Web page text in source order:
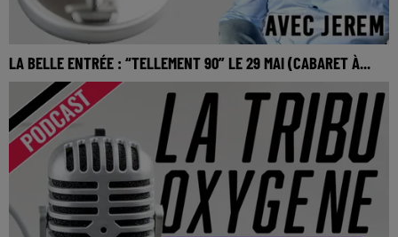
LA BELLE ENTRÉE : “TELLEMENT 90” LE 29 MAI (CABARET À...
La Belle Entrée : “Tellement 90” le 29 mai (Cabaret à Saint-
André-Goule-d'Oie)